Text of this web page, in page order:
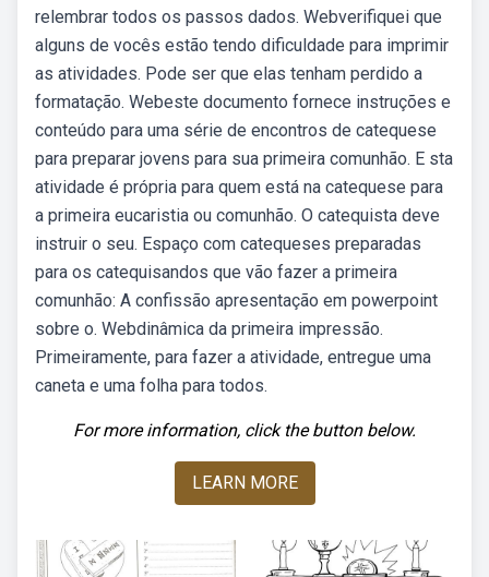
relembrar todos os passos dados. Webverifiquei que
alguns de vocês estão tendo dificuldade para imprimir
as atividades. Pode ser que elas tenham perdido a
formatação. Webeste documento fornece instruções e
conteúdo para uma série de encontros de catequese
para preparar jovens para sua primeira comunhão. E sta
atividade é própria para quem está na catequese para
a primeira eucaristia ou comunhão. O catequista deve
instruir o seu. Espaço com catequeses preparadas
para os catequisandos que vão fazer a primeira
comunhão: A confissão apresentação em powerpoint
sobre o. Webdinâmica da primeira impressão.
Primeiramente, para fazer a atividade, entregue uma
caneta e uma folha para todos.
For more information, click the button below.
LEARN MORE